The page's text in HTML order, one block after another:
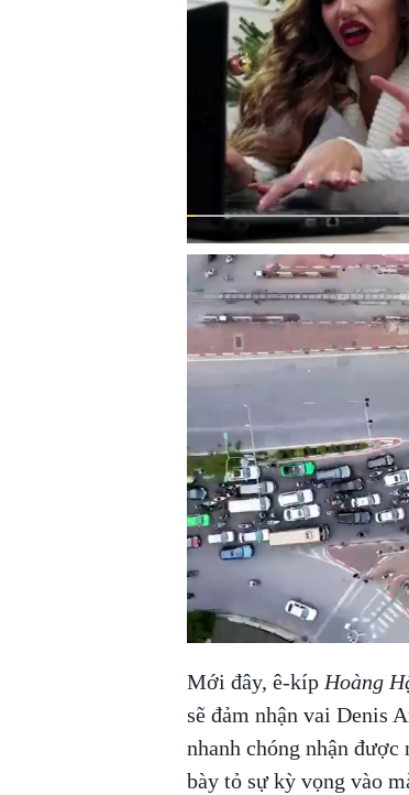
Mới đây, ê-kíp Hoàng
sẽ đảm nhận vai Denis
nhanh chóng nhận
bày tỏ sự kỳ vọng vào